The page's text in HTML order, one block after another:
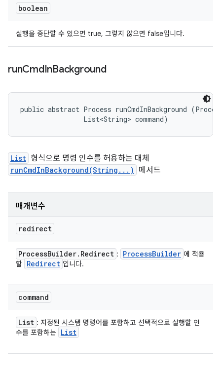
boolean
실행을 중단할 수 있으면 true, 그렇지 않으면 false입니다.
runCmdInBackground
public abstract Process runCmdInBackground
                List<String> command)
List 형식으로 명령 인수를 허용하는 대체
runCmdInBackground(String...) 메서드
매개변수
redirect
ProcessBuilder. Redirect : ProcessBuilder 에 적용
할 Redirect 입니다.
command
List : 지정된 시스템 명령어를 포함하고 선택적으로 실행할 인
수를 포함하는 List